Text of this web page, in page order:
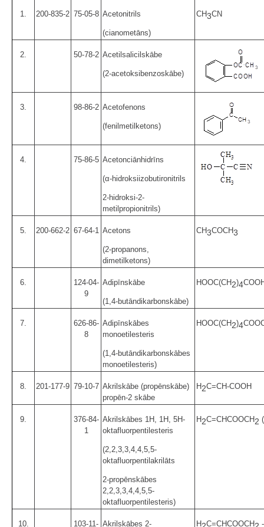
1. 200-835-2 75-05-8 Acetonitrils
(cianometāns)
CH3CN
2. 50-78-2 Acetilsalicilskābe
(2-acetoksibenzoskābe)
3. 98-86-2 Acetofenons
(fenilmetilketons)
4. 75-86-5 Acetonciānhidrīns
(α-hidroksiizobutironitrils
2-hidroksi-2-
metilpropionitrils)
5. 200-662-2 67-64-1 Acetons
(2-propanons,
dimetilketons)
CH3COCH3
6.
124-04-
9
Adipīnskābe
(1,4-butāndikarbonskābe)
HOOC(CH2)4
7.
626-86-
8
Adipīnskābes
monoetilesteris
(1,4-butāndikarbonskābes
monoetilesteris)
HOOC(CH2)4
8. 201-177-9 79-10-7 Akrilskābe (propēnskābe)
propēn-2 skābe
H2C=CH-COOH
9.
376-84-
1
Akrilskābes 1H, 1H, 5H-
oktafluorpentilesteris
(2,2,3,3,4,4,5,5-
oktafluorpentilakrilāts
2-propēnskābes
2,2,3,3,4,4,5,5-
oktafluorpentilesteris)
H2C=CHCOOCH2
10.
103-11- Akrilskābes 2-
H C=CHCOOCH